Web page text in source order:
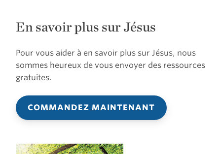
En savoir plus sur Jésus
Pour vous aider à en savoir plus sur Jésus, nous
sommes heureux de vous envoyer des ressources
gratuites.
COMMANDEZ MAINTENANT